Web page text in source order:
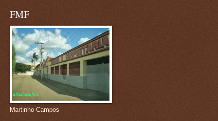
FMF
Martinho Campos